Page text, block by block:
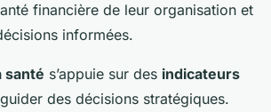
financière de leur organisation et
informées.
santé s’appuie sur des indicateurs
des décisions stratégiques.